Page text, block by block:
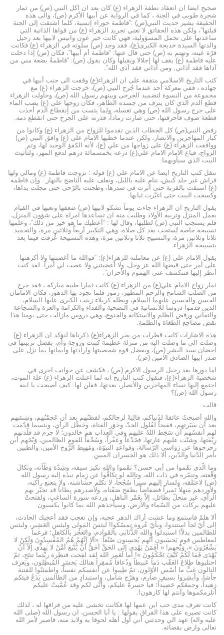
صحيح ايضا ان انعقاد نطفة الزهراء (ع) کان بعد ان اكل النبي (ص) من ثمار
شجرة طوبى في الجنة ، كما في الرواية عن أبيها الأكرم (ص)، والى هذه
الحقيقة يشير حديث النبي(ص) :”فاطمة حوراء إنسية، كلما اشتقت إلى الجنة
قبلتها”، ولكن هذه الحقائق لا تعني تجريد الزهراء (ع) من قواها الذاتية التي
ساعدتها على تحمل المسؤولية، فهي كانت خير عون وانيس لابيها بعد رحيل
والدتها السيدة خديجة الکبرى(ع)، فقد وجد (ص) سلوته في الزهراء (ع) فكانت
قرّة عينه، وتهتم به (ص) حتى قال عنها: “فاطمة أم أبيها”، فكان (ص) إذا دخلت
عليه فاطمة (ع) يقف لها إجلالا ویقبلها وکان يقول (ص): “فاطمةُ بضعة مني من
آذاها فقد آذاني, ومن آذاني فقد آذى الله”.
کتب التاريخ الاسلامي متفقة على ان الزهراء(ع) وقفت الى جنب أبيها في
جهاده ، ففي معركة أحد عندما جُرح النبي (ص)، خرجت الزهراء (ع) مع
مجموعة من النسوة لتضميد الجرحى وبینهم رسول الله (ص)، وحاولت الزهراء
قطع الدم الذي كان ينزف من جسده الطاهر، فكان زوجها علي (ع) يصب الماء
على جرح رسول الله (ص) وهي تغسله، ولما يئست من إنقطاع الدم أخذت
قطعة صوف فأحرقتها، حتى صارت رماداً، فذرته على الجرح حتى انقطع دمه.
رفض النبي(ص) كل الخطاب الذين تقدموا للزواج من الزهراء (ع) وكانوا من
كبار المهاجرين والانصار، ولكن عندما خطبها الامام علي (ع) وافق النبي (ص)
ووافقت الزهراء (ع) على زواجها من علي (ع)، لأنه الكفؤ الوحيد لها، وتم
الزواج، فباع الامام الامام علي(ع) درعه بخمسمائة درهم لدفع المهر، ولتأثيث
البيت الذي سيأويهما.
تنقل كتب التاريخ ايضا عن الامام علي (ع) قوله : تزوجت فاطمة (ع) ومالي ولها
فراش غير جلد كبش، ننام عليه بالليل، ونعلف عليه الناضح بالنهار.. وإن فاطمة
(ع) استقت بالقربة حتى أثرت في صدرها، وطحنت بالرّحى حتى مجلت يداها،
وكسحت البيت حتى اغبّرت ثيابها.
يقول التاريخ ان الزهراء جاءت يوماً تشكو لابيها (ص) ضعفها وتعبها في القيام
بعمل المنزل وتربية الأولاد وطلبت منه ان تساعدها امراة على شؤون المنزل،
فلم يستجب النبي (ص) لطلبها، وقال لها : “أعطيك ما هو خير من ذلك”، وعلمها
تسبيحة خاصة تُستحب بعد كل صلاة، وهي التكبير أربعاً وثلاثين مرة، والتحميد
ثلاثا وثلاثين مرة، والتسبيح ثلاثا وثلاثين مرة، وهذه التسبيحة عُرفت فيما بعد
بتسبيحة الزهراء.
يقول الامام علي (ع) عن معاملته للزهراء(ع): “فوالله ما أغضبتها ولا أكرهتها
على أمر حتى قبضها الله عز وجل، ولا أغضبتني ولا عصت لي أمراً. لقد كنت
أنظر إليها فتنكشف عني الهموم والأحزان”.
ثمار زواج الامام علي(ع) من الزهراء (ع) كانت ثمارا طيبة مباركة ، فقد خرج
من الصلب الشامخ والرحم المطهر، رموز قلما تجود بها الدهور، فكان الامامان
الحسن والحسين عليهما السلام، وبطلة كربلاء زينب الكبرى عليها السلام،
الذين قدموا دروسا للانسانية في التضحية والفداء والكرامة والعزة والشجاعة
والتفاني ورفض الظلم والاستكانة والخنوع، وهي دروس مازالت حتى يومنا هذا
تقض مضاجع الطغاة والظلمة.
هذه الاشارات كانت قطرات من بحر الزهراء(ع) ذكرناها لنؤكد ان الزهراء (ع)
وصلت الى ما وصلت اليه من منزلة عظيمة كبنت وزوجة وأُم، بفضل تربيتها في
احضان سيد البشر (ص)، وبفضل قوة شخصيتها وارادتها وايمانها بما نزل على
صدر ابيها الصادق الامين (ص).
اما دورها بعد رحيل الرسول الاكرم (ص) ، فكشف عن جوانب اخرى في
شخصية الزهراء(ع)، فتقول كتب التاريخ انه لما اعتلت الزهراء (ع) علة الموت،
اجتمع إليها نساء المهاجرين والأنصار، يعدنها، فقلن لها: كيف أصبحت يا ابنة
رسول الله (ص)؟
قالت:
واللهِ أصبحتُ عائفةً لدُنياكم، قالِيَةً لرجالكم، لفظتُهم بعد أن عَجمْتُهم، وشِنئتهم
بعد أن سَبَرتهم، فقبحاً لفُلول الحدّ، وخَوَر القناة، وخَطَل الرأي، وبئسما قدّمَت
لهم أنفسُهم أن سَخِط اللهُ عليهم وفي العذاب هم خالدون؛ لا جرم قد قلّدتهم
رِبْقَتها، وشنّت عليهم غارتها، فجَدْعاً وعَقْراً، وسُحْقاً للقوم الظالمين، وَيْحَهم أين
زحزحوها عن رَوَاسي الرّسالة، وقواعدِ النبوّة، ومَهبِط الرُّوح الأمين، والطبين
بأمر الدّنيا والدّين، ألا ذلك هو الخسران المبين.
وما الّذي نَقَموا من أبي حسن؟ نَقَموا واللهِ نكيرَ سيفه، وشِدّة وَطْأته، ونَكالَ
وَقْعته، وتنمّره في ذات الله، وتالله لو تكافُّوا عن زِمام نبذَه إليه رسول الله
(ص) لاعتَلَقه، ولسار إليهم سيراً سُجُحاً، لا تكلم حشاشته، ولا يتعتع راكبه،
ولأوردهم مَنهلاً نَميراً فضفاضاً يطفح ضفّتاه، ولأصدرهم بِطاناً قد تحيّر بهم
الرأي، غير متحلّ بطائل، إلاّ بغَمْر الناهل، وردعه سورة الساغبِ، ولفتحتْ
عليهم بركات من السّماء والأرض، وسيأخذهم الله بما كانوا يكسبون.
ألا هلمّ فاستمع وما عشت أراك الدهر عجبه، وإن تعجب فقد أعجبك الحادث،
إلى أيّ لجأ استندوا، وبأيّ عُروة تمسّكوا! لبئسَ المَولى ولبئس العَشِير، ولبئس
للظالمين بدلاً! استبدلوا والله الذُّنَابَى بالقَوادم، والعَجُز بالكاهل؛ فرغماً
لمعاطس قومٍ يَحسَبون أنّهم يُحسِنون صُنْعاً: «ألا إنَّهُمْ هُمُ المُفْسِدُونَ وَلَكِنْ لا
يَشْعُرُونَ »، وَيْحهم! « أفَمَنْ يَهْدِي إلَى الحَقِّ أحَقُّ أنْ يُتَّبَعَ أمَّنْ لا يَهِدِّي إلاّ أنْ
يُهْدَى فَمَا لَكُمْ كَيْفَ تَحْكُمُونَ »! أما لَعَمر الله لقد لقِحت فنظِرة ريْثما تنتَج، ثمّ
احتلبوها طِلاعَ العَقْب دَماً عَبيطاً وذُعافاً مُمقِراً هنالك يَخسَر المُبطِلون، ويَعرِف
التالون غِبَّ ما أسّس الأوّلون، ثمّ طِيبوا عن أنفسكم نفساً، واطمئنّوا للفتنة
جأشاً، وأبشِروا بسيفٍ صارم، وهرْج شامل، واستبدادٍ من الظالمين يَدَعُ فيئكم
زهيداً، وجمعَكم حَصِيداً؛ فيا حسرةً عليكم، وأنَّى لكم وقد عُمَّيتْ عليكم
أنلزمكموها وأنتم لها كارهون!.
كانت تعرف مدى حب ابن عمها لها فكانت تخشى عليه من فراقها له ، لذلك
كانت تصبره على هذا الفراق بقولها : يا أبا الحسن، ان رسول الله (صلى الله
عليه واله) عهد الي وحدثني أني أول أهله لحوقا به ولابد منه، فاصبر لأمر الله
تعالى وارض بقضائه.